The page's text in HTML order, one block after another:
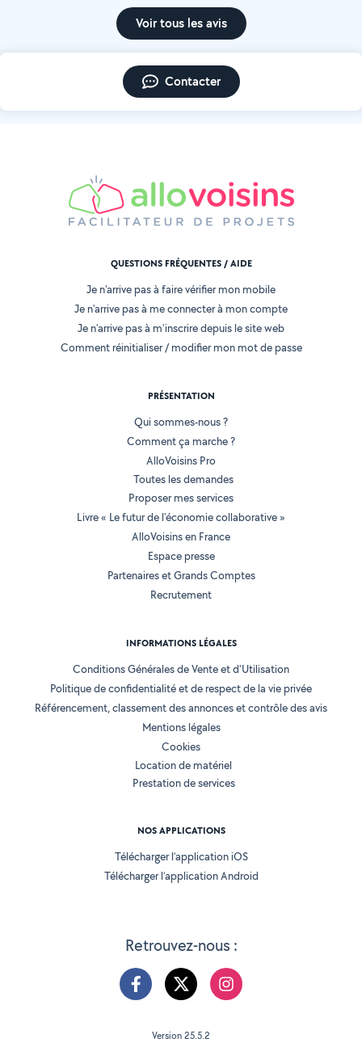
Voir tous les avis
Contacter
Retrouvez-nous :
QUESTIONS FRÉQUENTES / AIDE
Je n'arrive pas à faire vérifier mon mobile
Je n'arrive pas à me connecter à mon compte
Je n'arrive pas à m'inscrire depuis le site web
Comment réinitialiser / modifier mon mot de passe
PRÉSENTATION
Qui sommes-nous ?
Comment ça marche ?
AlloVoisins Pro
Toutes les demandes
Proposer mes services
Livre « Le futur de l'économie collaborative »
AlloVoisins en France
Espace presse
Partenaires et Grands Comptes
Recrutement
INFORMATIONS LÉGALES
Conditions Générales de Vente et d'Utilisation
Politique de confidentialité et de respect de la vie privée
Référencement, classement des annonces et contrôle des avis
Mentions légales
Cookies
Location de matériel
Prestation de services
NOS APPLICATIONS
Télécharger l’application iOS
Télécharger l’application Android
Version 25.5.2